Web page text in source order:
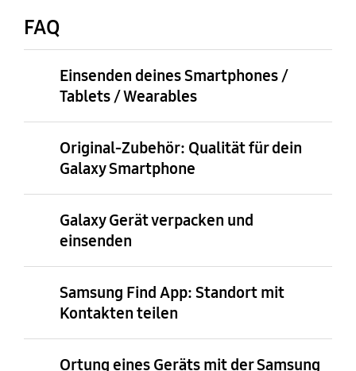
FAQ
Einsenden deines Smartphones /
Tablets / Wearables
Original-Zubehör: Qualität für dein
Galaxy Smartphone
Galaxy Gerät verpacken und
einsenden
Samsung Find App: Standort mit
Kontakten teilen
Ortung eines Geräts mit der Samsung